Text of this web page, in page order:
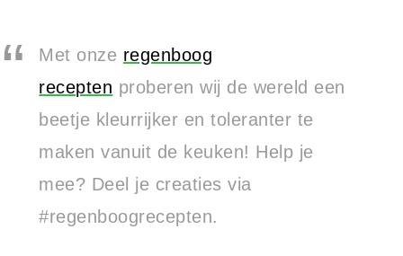
Met onze regenboog
recepten proberen wij de wereld een
beetje kleurrijker en toleranter te
maken vanuit de keuken! Help je
mee? Deel je creaties via
#regenboogrecepten.